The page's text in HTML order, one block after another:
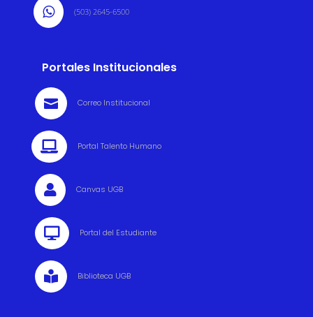
 (503) 2645-6500
Portales Institucionales
 Correo Institucional
 Portal Talento Humano
 Canvas UGB
 Portal del Estudiante
 Biblioteca UGB